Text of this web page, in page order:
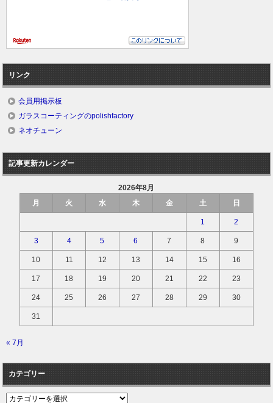
リンク
会員用掲示板
ガラスコーティングのpolishfactory
ネオチューン
記事更新カレンダー
2026年8月
月
火 水 木 金 土 日
1 2
3 4 5 6 7 8 9
10 11 12 13 14 15 16
17 18 19 20 21 22 23
24 25 26 27 28 29 30
31
« 7月
カテゴリー
カ